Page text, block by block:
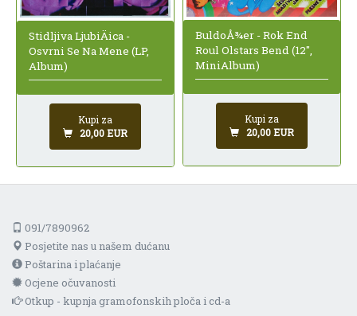
Stidljiva LjubiÄica -
Osvrni Se Na Mene (LP,
Album)
Kupi za
20,00 EUR
BuldoÅ¾er - Rok End
Roul Olstars Bend (12",
MiniAlbum)
Kupi za
20,00 EUR
091/7890962
Posjetite nas u našem dućanu
Poštarina i plaćanje
Ocjene očuvanosti
Otkup - kupnja gramofonskih ploča i cd-a